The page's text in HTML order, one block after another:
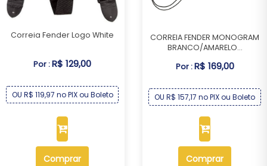
Correia Fender Logo White
Por :R$ 129,00
OU R$ 119,97 no PIX ou Boleto
Comprar
CORREIA FENDER MONOGRAM
BRANCO/AMARELO...
Por :R$ 169,00
OU R$ 157,17 no PIX ou Boleto
Comprar